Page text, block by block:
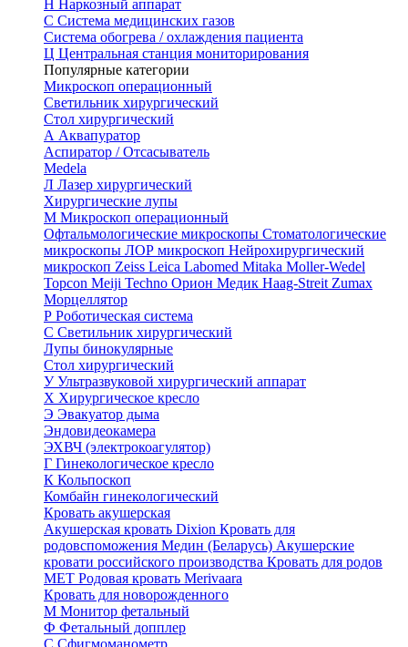
Н Наркозный аппарат
С Система медицинских газов
Система обогрева / охлаждения пациента
Ц Центральная станция мониторирования
Популярные категории
Микроскоп операционный
Светильник хирургический
Стол хирургический
А Аквапуратор
Аспиратор / Отсасыватель
Medela
Л Лазер хирургический
Хирургические лупы
М Микроскоп операционный
Офтальмологические микроскопы Стоматологические
микроскопы ЛОР микроскоп Нейрохирургический
микроскоп Zeiss Leica Labomed Mitaka Moller-Wedel
Topcon Meiji Techno Орион Медик Haag-Streit Zumax
Морцеллятор
Р Роботическая система
С Светильник хирургический
Лупы бинокулярные
Стол хирургический
УУльтразвуковой хирургический аппарат
Х Хирургическое кресло
Э Эвакуатор дыма
Эндовидеокамера
ЭХВЧ (электрокоагулятор)
Г Гинекологическое кресло
К Кольпоскоп
Комбайн гинекологический
Кровать акушерская
Акушерская кровать Dixion Кровать для
родовспоможения Медин (Беларусь) Акушерские
кровати российского производства Кровать для родов
МЕТ Родовая кровать Merivaara
Кровать для новорожденного
М Монитор фетальный
Ф Фетальный допплер
C Cфигмоманометр